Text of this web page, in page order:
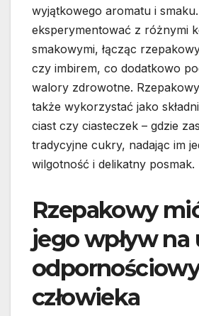
wyjątkowego aromatu i
eksperymentować z różnymi
smakowymi, łącząc
czy imbirem, co dodatkowo
walory zdrowotne.
także wykorzystać jako
ciast czy ciasteczek – gdzie
tradycyjne cukry, nadając im
wilgotność i delikatny posmak.
Rzepakowy
jego wpływ na
człowieka